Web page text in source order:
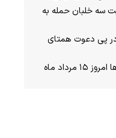
سه خلبان حمله به
در پی دعوت همتای
آخرین قیمت دلار، یورو و سایر ارزها امروز ۱۵ مرداد ماه